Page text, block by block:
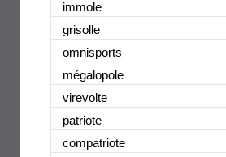
immole
grisolle
omnisports
mégalopole
virevolte
patriote
compatriote